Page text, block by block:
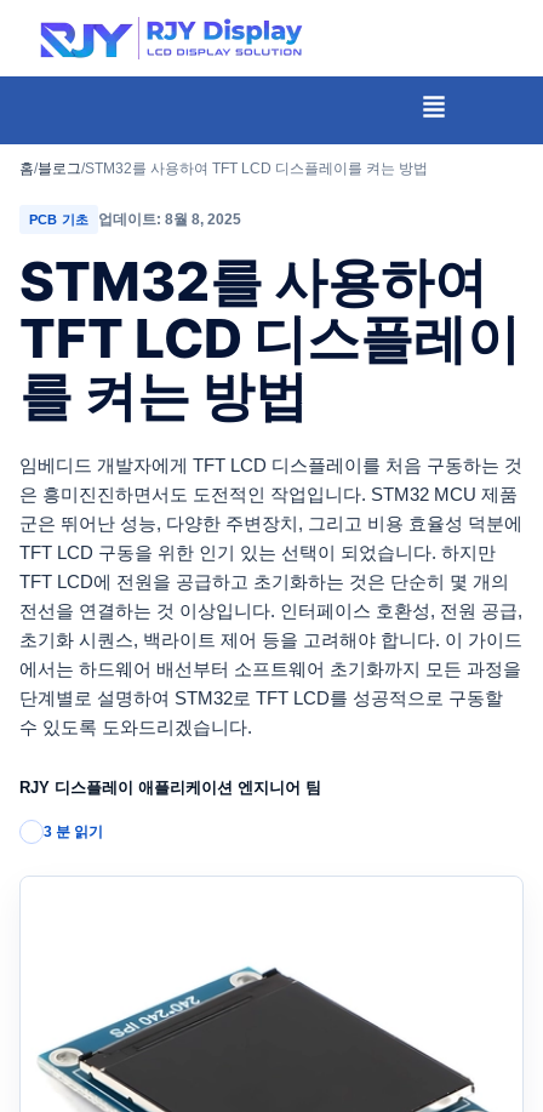
메
뉴
홈/블로그/STM32를 사용하여 TFT LCD 디스플레이를 켜는 방법
PCB 기초 업데이트: 8월 8, 2025
STM32를 사용하여
TFT LCD 디스플레이
를 켜는 방법
임베디드 개발자에게 TFT LCD 디스플레이를 처음 구동하는 것
은 흥미진진하면서도 도전적인 작업입니다. STM32 MCU 제품
군은 뛰어난 성능, 다양한 주변장치, 그리고 비용 효율성 덕분에
TFT LCD 구동을 위한 인기 있는 선택이 되었습니다. 하지만
TFT LCD에 전원을 공급하고 초기화하는 것은 단순히 몇 개의
전선을 연결하는 것 이상입니다. 인터페이스 호환성, 전원 공급,
초기화 시퀀스, 백라이트 제어 등을 고려해야 합니다. 이 가이드
에서는 하드웨어 배선부터 소프트웨어 초기화까지 모든 과정을
단계별로 설명하여 STM32로 TFT LCD를 성공적으로 구동할
수 있도록 도와드리겠습니다.
RJY 디스플레이 애플리케이션 엔지니어 팀
3 분 읽기